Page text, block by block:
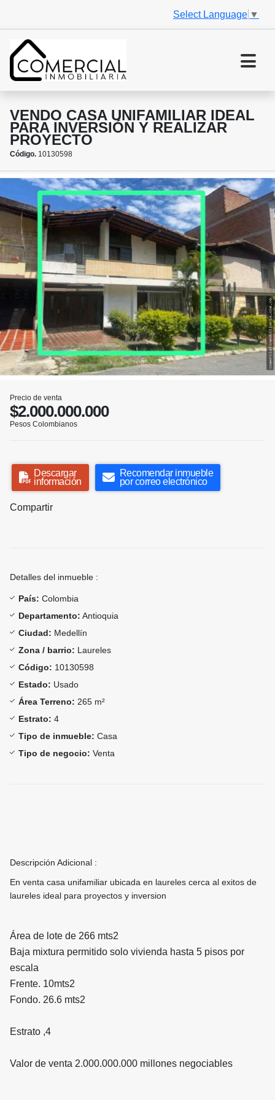
Select Language ▼
VENDO CASA UNIFAMILIAR IDEAL
PARA INVERSIÓN Y REALIZAR
PROYECTO
Código. 10130598
Precio de venta
$2.000.000.000
Pesos Colombianos
Descargar
información
Recomendar inmueble
por correo electrónico
Compartir
Detalles del inmueble :
País: Colombia
Departamento: Antioquia
Ciudad: Medellín
Zona / barrio: Laureles
Código: 10130598
Estado: Usado
Área Terreno: 265 m²
Estrato: 4
Tipo de inmueble: Casa
Tipo de negocio: Venta
Descripción Adicional :
En venta casa unifamiliar ubicada en laureles cerca al exitos de
laureles ideal para proyectos y inversion
Área de lote de 266 mts2
Baja mixtura permitido solo vivienda hasta 5 pisos por
escala
Frente. 10mts2
Fondo. 26.6 mts2
Estrato ,4
Valor de venta 2.000.000.000 millones negociables